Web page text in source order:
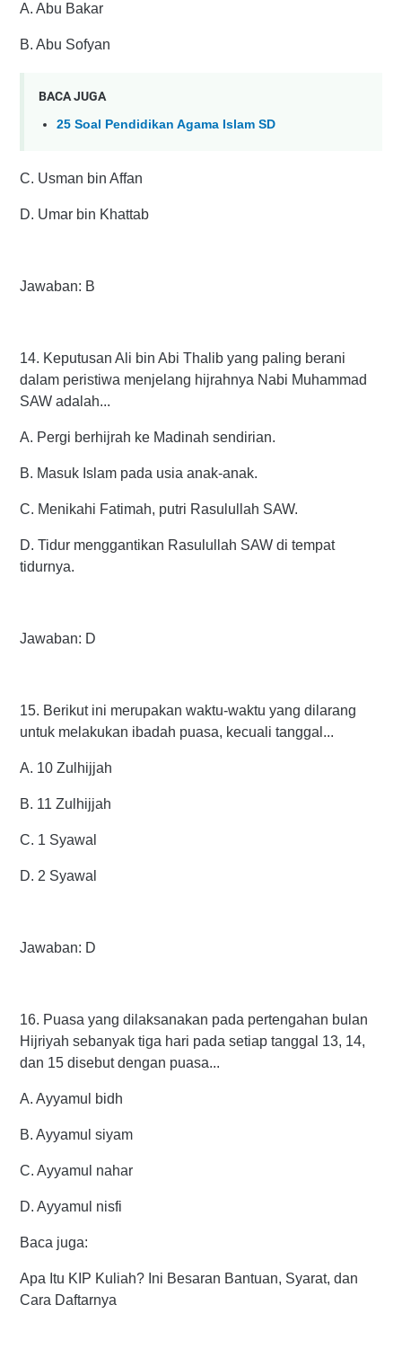
A. Abu Bakar
B. Abu Sofyan
BACA JUGA
25 Soal Pendidikan Agama Islam SD
C. Usman bin Affan
D. Umar bin Khattab
Jawaban: B
14. Keputusan Ali bin Abi Thalib yang paling berani
dalam peristiwa menjelang hijrahnya Nabi Muhammad
SAW adalah...
A. Pergi berhijrah ke Madinah sendirian.
B. Masuk Islam pada usia anak-anak.
C. Menikahi Fatimah, putri Rasulullah SAW.
D. Tidur menggantikan Rasulullah SAW di tempat
tidurnya.
Jawaban: D
15. Berikut ini merupakan waktu-waktu yang dilarang
untuk melakukan ibadah puasa, kecuali tanggal...
A. 10 Zulhijjah
B. 11 Zulhijjah
C. 1 Syawal
D. 2 Syawal
Jawaban: D
16. Puasa yang dilaksanakan pada pertengahan bulan
Hijriyah sebanyak tiga hari pada setiap tanggal 13, 14,
dan 15 disebut dengan puasa...
A. Ayyamul bidh
B. Ayyamul siyam
C. Ayyamul nahar
D. Ayyamul nisfi
Baca juga:
Apa Itu KIP Kuliah? Ini Besaran Bantuan, Syarat, dan
Cara Daftarnya